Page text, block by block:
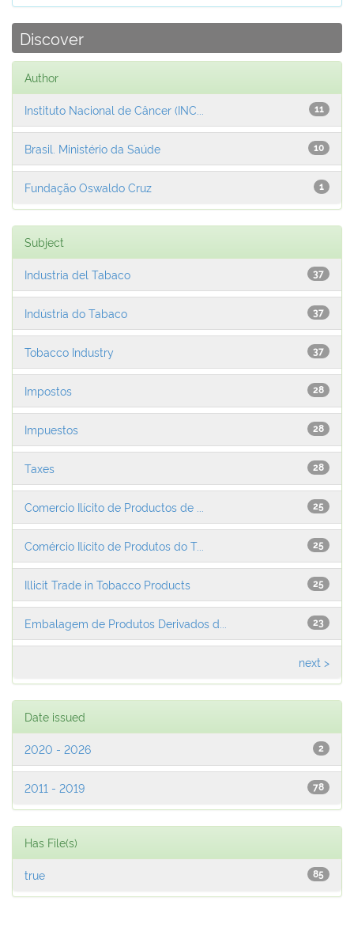
Discover
Author
11
Instituto Nacional de Câncer (INC...
10
Brasil. Ministério da Saúde
1
Fundação Oswaldo Cruz
Subject
37
Industria del Tabaco
37
Indústria do Tabaco
37
Tobacco Industry
28
Impostos
28
Impuestos
28
Taxes
25
Comercio Ilícito de Productos de ...
25
Comércio Ilícito de Produtos do T...
25
Illicit Trade in Tobacco Products
23
Embalagem de Produtos Derivados d...
next >
Date issued
2
2020 - 2026
78
2011 - 2019
Has File(s)
85
true